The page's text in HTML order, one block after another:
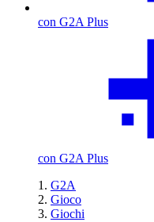
con G2A Plus
con G2A Plus
G2A
Gioco
Giochi